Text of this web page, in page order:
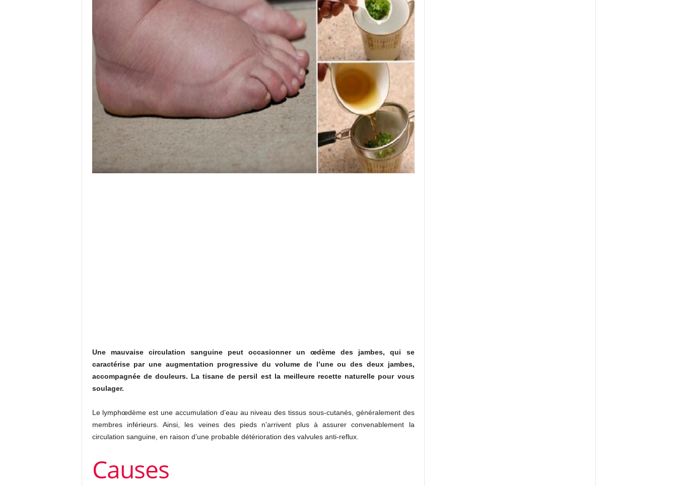
Une mauvaise circulation sanguine peut occasionner un œdème des jambes, qui se
caractérise par une augmentation progressive du volume de l’une ou des deux jambes,
accompagnée de douleurs. La tisane de persil est la meilleure recette naturelle pour vous
soulager.
Le lymphœdème est une accumulation d’eau au niveau des tissus sous-cutanés, généralement des
membres inférieurs. Ainsi, les veines des pieds n’arrivent plus à assurer convenablement la
circulation sanguine, en raison d’une probable détérioration des valvules anti-reflux.
Causes